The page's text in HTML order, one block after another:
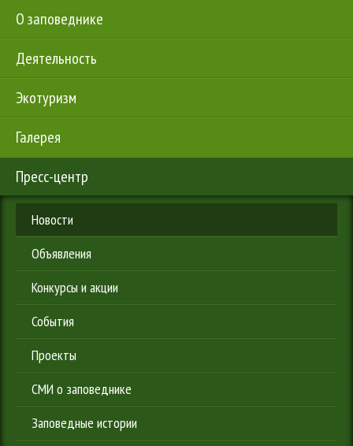
О заповеднике
Деятельность
Экотуризм
Галерея
Пресс-центр
Новости
Объявления
Конкурсы и акции
События
Проекты
СМИ о заповеднике
Заповедные истории